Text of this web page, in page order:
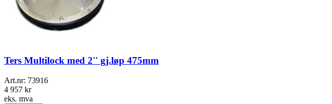
Ters Multilock med 2'' gj.løp 475mm
Art.nr: 73916
4 957 kr
eks. mva